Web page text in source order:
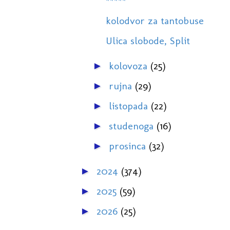
kolodvor za tantobuse
Ulica slobode, Split
► kolovoza (25)
► rujna (29)
► listopada (22)
► studenoga (16)
► prosinca (32)
► 2024 (374)
► 2025 (59)
► 2026 (25)